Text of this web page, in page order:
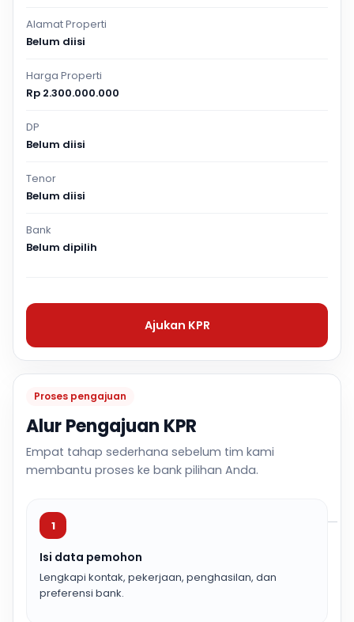
Proses pengajuan
Alur Pengajuan KPR
Empat tahap sederhana sebelum tim kami
membantu proses ke bank pilihan Anda.
1
Isi data pemohon
Lengkapi kontak, pekerjaan, penghasilan, dan
preferensi bank.
Alamat Properti
Belum diisi
Harga Properti
Rp 2.300.000.000
DP
Belum diisi
Tenor
Belum diisi
Bank
Belum dipilih
Ajukan KPR